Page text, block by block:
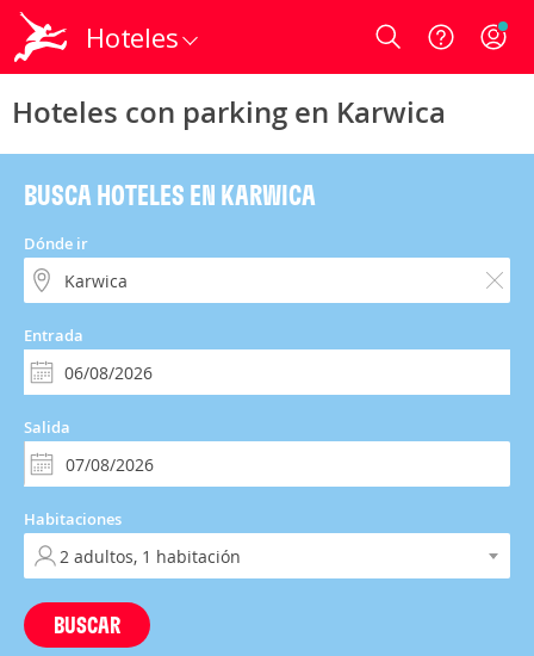
Hoteles Login
Hoteles con parking en Karwica
BUSCA HOTELES EN KARWICA
Dónde ir
Entrada
Salida
Habitaciones
BUSCAR